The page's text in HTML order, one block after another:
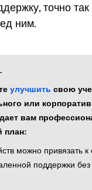
точно
ним.
улучшить свою
или
вам
план:
можно привязать к
поддержки без